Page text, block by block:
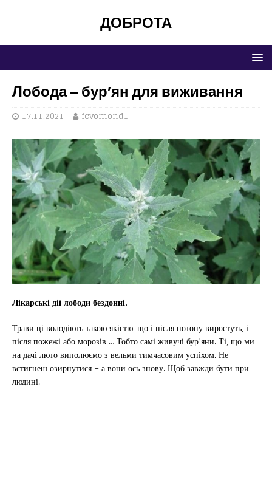
ДОБРОТА
Лобода – бур’ян для виживання
17.11.2021 fcvomond1
Лікарські дії лободи бездонні.
Трави ці володіють такою якістю, що і після потопу виростуть, і
після пожежі або морозів … Тобто самі живучі бур’яни. Ті, що ми
на дачі люто виполюємо з вельми тимчасовим успіхом. Не
встигнеш озирнутися – а вони ось знову. Щоб завжди бути при
людині.